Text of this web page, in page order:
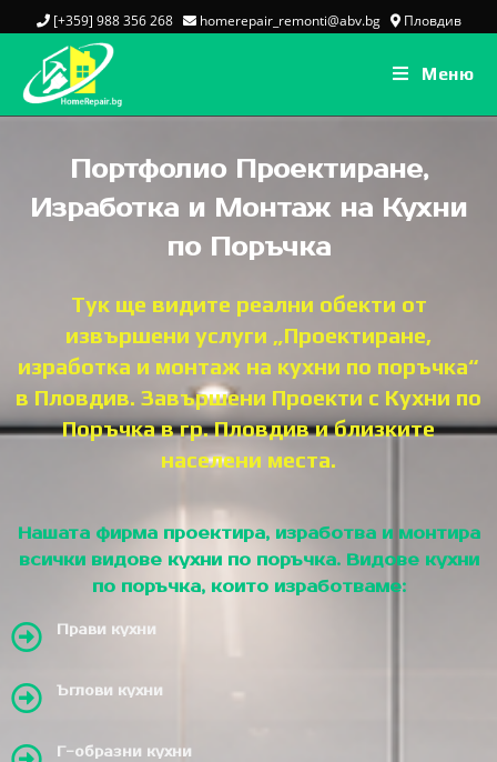
[+359] 988 356 268 homerepair_remonti@abv.bg Пловдив
Меню
Портфолио Проектиране,
Изработка и Монтаж на Кухни
по Поръчка
Тук ще видите реални обекти от
извършени услуги „Проектиране,
изработка и монтаж на кухни по поръчка“
в Пловдив. Завършени Проекти с Кухни по
Поръчка в гр. Пловдив и близките
населени места.
Нашата фирма проектира, изработва и монтира
всички видове кухни по поръчка. Видове кухни
по поръчка, които изработваме:
Прави кухни
Ъглови кухни
Г-образни кухни